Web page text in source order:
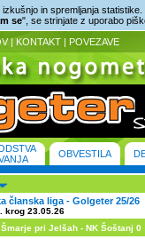
in spremljanja statistike.
se", se strinjate z uporabo
| KONTAKT | POVEZAVE
OBVESTILA
članska liga - Golgeter 25/26
krog 23.05.26
Šmarje pri Jelšah - NK Šoštanj 0